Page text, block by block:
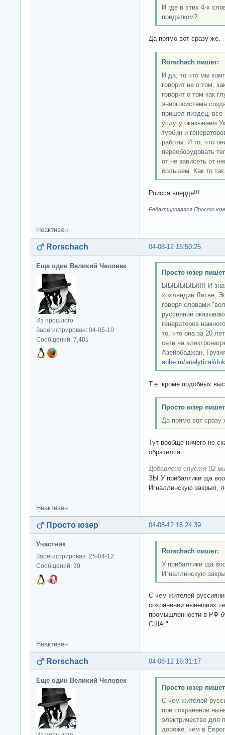
И где в этих 4-х
придатком?
Да прямо вот сразу же.
Rorschach пишет:
И да, то что мы
говорит не о том,
говорит о том как
энергосистема
пришел пиздец,
услугу оказываем
турбин и
работы. И то, что
переоборудовать
от не зависеть от
большем. Как то
Роисся вперде!!!
Редактировался Просто
Неактивен
04-08-12 15:50:25
Rorschach
Еще один Великий Человек
Из прошлого
Зарегистрирован: 04-05-10
Сообщений: 7,401
Просто юзер
ЫЫЫЫЫЫ!!!! И
хохляндии Литве,
говоря словами
руссиянии
генераторов
то, что она за 20
сети на
Азейрбаджан,
apbe.ru/analytical/
Т.е. кроме подобных
Просто юзер
Да прямо вот сразу
Тут вообще ничего не
обратился.
Добавлено спустя 02
ЗЫ У прибалтики ща
Игналлинскую закрыл,
Неактивен
04-08-12 16:24:39
Просто юзер
Участник
Зарегистрирован: 25-04-12
Сообщений: 99
Rorschach пишет:
У прибалтики ща
Игналлинскую
С чем жителей
сохранении нынешних
промышленности в РФ
США."
Неактивен
04-08-12 16:31:17
Rorschach
Еще один Великий Человек
Просто юзер
С чем жителей
при сохранении
электричество для
дороже, чем в